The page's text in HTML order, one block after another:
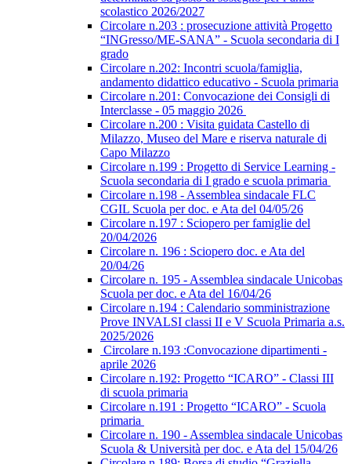
scolastico 2026/2027
Circolare n.203 : prosecuzione attività Progetto
“INGresso/ME-SANA” - Scuola secondaria di I
grado
Circolare n.202: Incontri scuola/famiglia,
andamento didattico educativo - Scuola primaria
Circolare n.201: Convocazione dei Consigli di
Interclasse - 05 maggio 2026
Circolare n.200 : Visita guidata Castello di
Milazzo, Museo del Mare e riserva naturale di
Capo Milazzo
Circolare n.199 : Progetto di Service Learning -
Scuola secondaria di I grado e scuola primaria
Circolare n.198 - Assemblea sindacale FLC
CGIL Scuola per doc. e Ata del 04/05/26
Circolare n.197 : Sciopero per famiglie del
20/04/2026
Circolare n. 196 : Sciopero doc. e Ata del
20/04/26
Circolare n. 195 - Assemblea sindacale Unicobas
Scuola per doc. e Ata del 16/04/26
Circolare n.194 : Calendario somministrazione
Prove INVALSI classi II e V Scuola Primaria a.s.
2025/2026
Circolare n.193 :Convocazione dipartimenti -
aprile 2026
Circolare n.192: Progetto “ICARO” - Classi III
di scuola primaria
Circolare n.191 : Progetto “ICARO” - Scuola
primaria
Circolare n. 190 - Assemblea sindacale Unicobas
Scuola & Università per doc. e Ata del 15/04/26